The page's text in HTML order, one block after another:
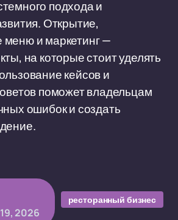
подхода и
Открытие,
и маркетинг —
на которые стоит уделять
кейсов и
поможет владельцам
ошибок и создать
2026
ресторанный бизнес